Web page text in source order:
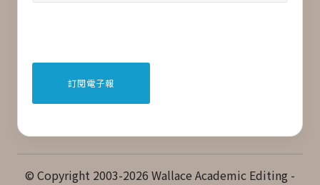
© Copyright 2003-2026 Wallace Academic Editing -